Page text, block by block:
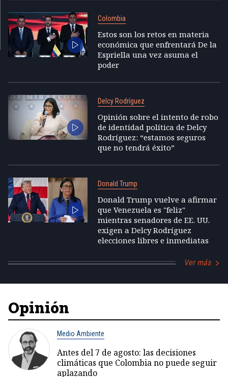
Colombia
Estos son los retos en materia
económica que enfrentará De la
Espriella una vez asuma el
poder
Delcy Rodríguez
Opinión sobre el intento de robo
de identidad política de Delcy
Rodríguez: “estamos seguros
que no tendrá éxito”
Donald Trump
Donald Trump vuelve a afirmar
que Venezuela es "feliz"
mientras senadores de EE. UU.
exigen a Delcy Rodríguez
elecciones libres e inmediatas
Ver más
Opinión
Medio Ambiente
Antes del 7 de agosto: las decisiones
climáticas que Colombia no puede seguir
aplazando